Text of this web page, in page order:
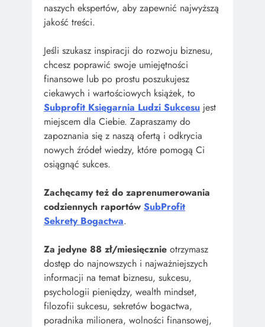
naszych ekspertów, aby zapewnić najwyższą
jakość treści.
Jeśli szukasz inspiracji do rozwoju biznesu,
chcesz poprawić swoje umiejętności
finansowe lub po prostu poszukujesz
ciekawych i wartościowych książek, to
Subprofit Księgarnia Ludzi Sukcesu jest
miejscem dla Ciebie. Zapraszamy do
zapoznania się z naszą ofertą i odkrycia
nowych źródeł wiedzy, które pomogą Ci
osiągnąć sukces.
Zachęcamy też do zaprenumerowania
codziennych raportów SubProfit
Sekrety Bogactwa.
Za jedyne 88 zł/miesięcznie otrzymasz
dostęp do najnowszych i najważniejszych
informacji na temat biznesu, sukcesu,
psychologii pieniędzy, wealth mindset,
filozofii sukcesu, sekretów bogactwa,
poradnika milionera, wolności finansowej,